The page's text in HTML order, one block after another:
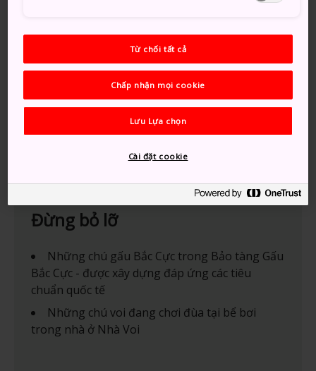
Đừng bỏ lỡ
Những chú gấu Bắc Cực trong Bảo tàng Gấu
Bắc Cực - được xây dựng đáp ứng các tiêu
chuẩn quốc tế
Những chú voi đang chơi đùa tại bể bơi
trong nhà ở Nhà Voi
Từ chối tất cả
Chấp nhận mọi cookie
Lưu Lựa chọn
Cài đặt cookie